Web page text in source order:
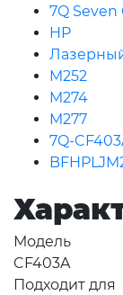
7Q
HP
M252
M274
M277
7Q-
Модель
CF403A
Подходит для